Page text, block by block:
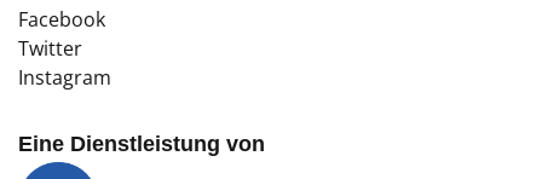
Facebook
Twitter
Instagram
Eine Dienstleistung von